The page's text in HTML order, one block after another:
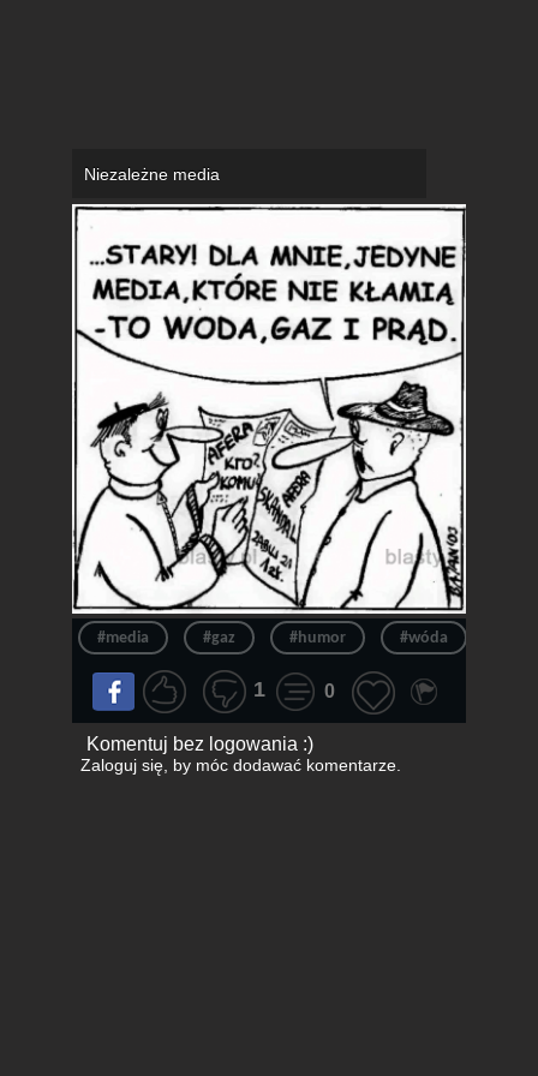
Niezależne media
#media #gaz #humor #wóda
1 0
Komentuj bez logowania :)
Zaloguj się, by móc dodawać komentarze.